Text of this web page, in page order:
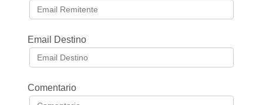
Email Destino
Comentario